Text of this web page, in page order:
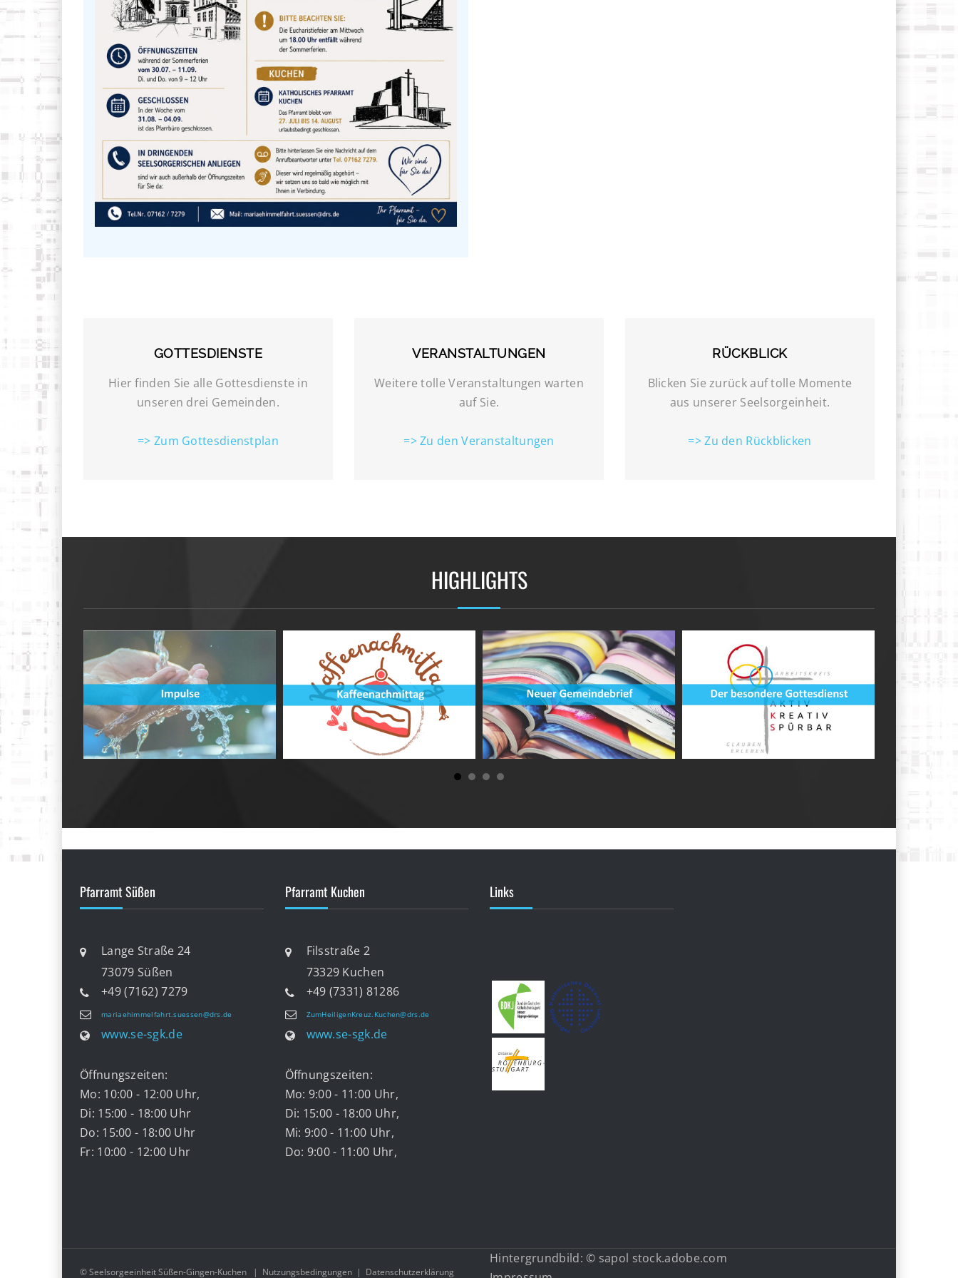
GOTTESDIENSTE
Hier finden Sie alle Gottesdienste in
unseren drei Gemeinden.
=> Zum Gottesdienstplan
VERANSTALTUNGEN
Weitere tolle Veranstaltungen warten
auf Sie.
=> Zu den Veranstaltungen
RÜCKBLICK
Blicken Sie zurück auf tolle Momente
aus unserer Seelsorgeinheit.
=> Zu den Rückblicken
HIGHLIGHTS
Pfarramt Süßen
Lange Straße 24
73079 Süßen
+49 (7162) 7279
mariaehimmelfahrt.suessen@drs.de
www.se-sgk.de
Öffnungszeiten:
Mo: 10:00 - 12:00 Uhr,
Di: 15:00 - 18:00 Uhr
Do: 15:00 - 18:00 Uhr
Fr: 10:00 - 12:00 Uhr
Pfarramt Kuchen
Filsstraße 2
73329 Kuchen
+49 (7331) 81286
ZumHeiligenKreuz.Kuchen@drs.de
www.se-sgk.de
Öffnungszeiten:
Mo: 9:00 - 11:00 Uhr,
Di: 15:00 - 18:00 Uhr,
Mi: 9:00 - 11:00 Uhr,
Do: 9:00 - 11:00 Uhr,
Links
© Seelsorgeeinheit Süßen-Gingen-Kuchen | Nutzungsbedingungen | Datenschutzerklärung
Hintergrundbild: © sapol stock.adobe.com